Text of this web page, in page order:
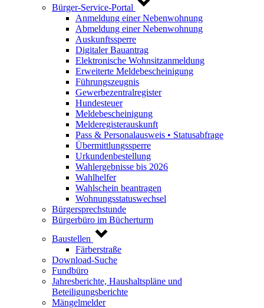
Bürger-Service-Portal
Anmeldung einer Nebenwohnung
Abmeldung einer Nebenwohnung
Auskunftssperre
Digitaler Bauantrag
Elektronische Wohnsitzanmeldung
Erweiterte Meldebescheinigung
Führungszeugnis
Gewerbezentralregister
Hundesteuer
Meldebescheinigung
Melderegisterauskunft
Pass & Personalausweis • Statusabfrage
Übermittlungssperre
Urkundenbestellung
Wahlergebnisse bis 2026
Wahlhelfer
Wahlschein beantragen
Wohnungsstatuswechsel
Bürgersprechstunde
Bürgerbüro im Bücherturm
Baustellen
Färberstraße
Download-Suche
Fundbüro
Jahresberichte, Haushaltspläne und
Beteiligungsberichte
Mängelmelder